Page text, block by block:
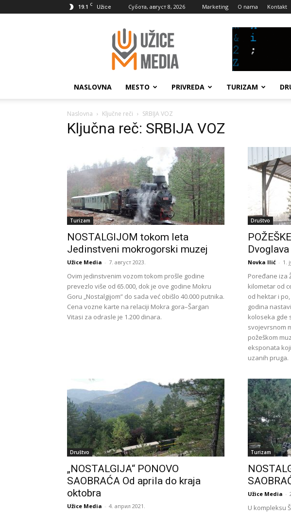
19.1 C Užice Субота, август 8, 2026 Marketing O nama Kontakt
UžiceMedia
NASLOVNA MESTO PRIVREDA TURIZAM
Naslovna Ključne reči SRBIJA VOZ
Ključna reč: SRBIJA VOZ
Turizam
NOSTALGIJOM tokom leta
Jedinstveni mokrogorski muzej
Užice Media - 7. август 2023.
Ovim jedinstvenim vozom tokom prošle godine
prevezlo više od 65.000, dok je ove godine Mokru
Goru „Nostalgijom” do sada već obišlo 40.000 putnika.
Cena vozne karte na relaciji Mokra gora–Šargan
Vitasi za odrasle je 1.200 dinara.
Društvo
Novka Ilić - 1.
Poređane iza
kilometar od
od hektar i
godina
koloseka gde
svojevrsnom
požeškom
eksponata
uzanih pruga.
Društvo
„NOSTALGIJA“ PONOVO
SAOBRAĆA Od aprila do kraja
oktobra
Užice Media - 4. април 2021.
Turizam
Užice Media -
U kompleksu